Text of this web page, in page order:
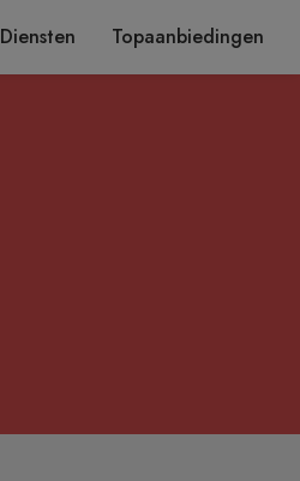
Diensten Topaanbiedingen